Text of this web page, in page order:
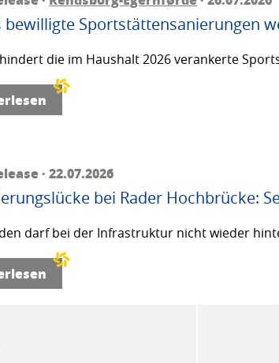
bewilligte Sportstättensanierungen
die im Haushalt 2026 verankerte
· 22.07.2026
bei Rader Hochbrücke:
darf bei der Infrastruktur nicht wieder
from A to Z